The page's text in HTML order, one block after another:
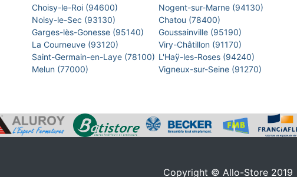
Choisy-le-Roi (94600)
Noisy-le-Sec (93130)
Garges-lès-Gonesse (95140)
La Courneuve (93120)
Saint-Germain-en-Laye (78100)
Melun (77000)
Nogent-sur-Marne (94130)
Chatou (78400)
Goussainville (95190)
Viry-Châtillon (91170)
L'Haÿ-les-Roses (94240)
Vigneux-sur-Seine (91270)
Copyright © Allo-Store 2019